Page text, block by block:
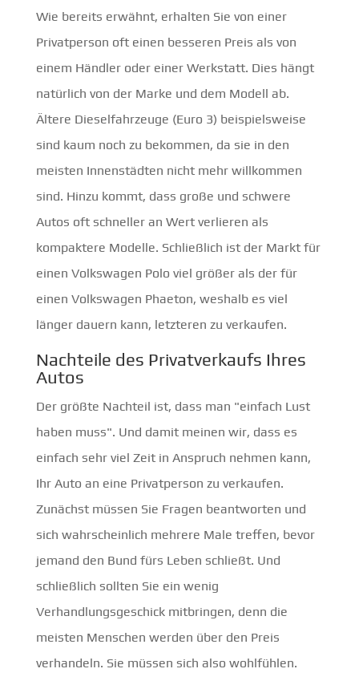
Wie bereits erwähnt, erhalten Sie von einer
Privatperson oft einen besseren Preis als von
einem Händler oder einer Werkstatt. Dies hängt
natürlich von der Marke und dem Modell ab.
Ältere Dieselfahrzeuge (Euro 3) beispielsweise
sind kaum noch zu bekommen, da sie in den
meisten Innenstädten nicht mehr willkommen
sind. Hinzu kommt, dass große und schwere
Autos oft schneller an Wert verlieren als
kompaktere Modelle. Schließlich ist der Markt für
einen Volkswagen Polo viel größer als der für
einen Volkswagen Phaeton, weshalb es viel
länger dauern kann, letzteren zu verkaufen.
Nachteile des Privatverkaufs Ihres
Autos
Der größte Nachteil ist, dass man "einfach Lust
haben muss". Und damit meinen wir, dass es
einfach sehr viel Zeit in Anspruch nehmen kann,
Ihr Auto an eine Privatperson zu verkaufen.
Zunächst müssen Sie Fragen beantworten und
sich wahrscheinlich mehrere Male treffen, bevor
jemand den Bund fürs Leben schließt. Und
schließlich sollten Sie ein wenig
Verhandlungsgeschick mitbringen, denn die
meisten Menschen werden über den Preis
verhandeln. Sie müssen sich also wohlfühlen.